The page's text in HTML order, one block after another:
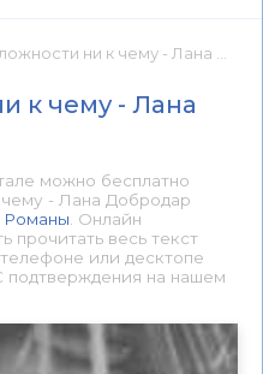
ни к чему - Лана Добродар 📕 - Книга онлайн бесплатно
к чему - Лана
можно бесплатно
чему - Лана Добродар
Романы . Онлайн
прочитать весь текст
или десктопе
на нашем